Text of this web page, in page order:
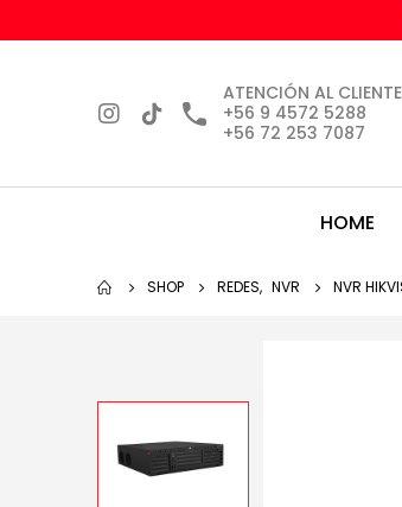
ATENCIÓN AL CLIENTE
+56 9 4572 5288
+56 72 253 7087
HOME
SHOP REDES, NVR NVR